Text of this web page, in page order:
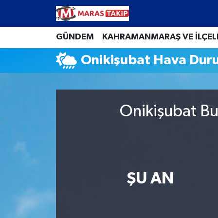
GÜNDEM KAHRAMANMARAŞ VE
Onikişubat Hava
Onikişubat
ŞU AN
Kahramanmaraş Nöbetçi Eczaneler
Kahramanmaraş Hava Durumu
Kahramanmaraş Trafik Yoğunluk Haritası